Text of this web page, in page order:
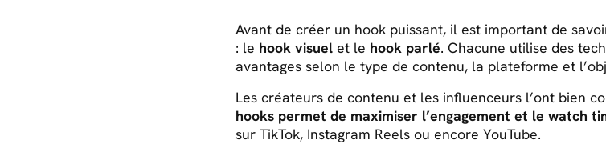
Avant de créer un hook puissant, il est important de
: le hook visuelet le hook parlé. Chacune utilise des
avantages selon le type de contenu, la plateforme et
Les créateurs de contenu et les influenceurs l’ont bien
hooks permet de maximiser l’engagement et le watch
sur TikTok, Instagram Reels ou encore YouTube.